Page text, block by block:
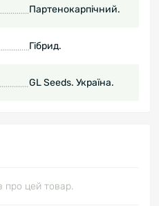
Партенокарпічний.
Гібрид.
GL Seeds. Україна.
про цей товар.